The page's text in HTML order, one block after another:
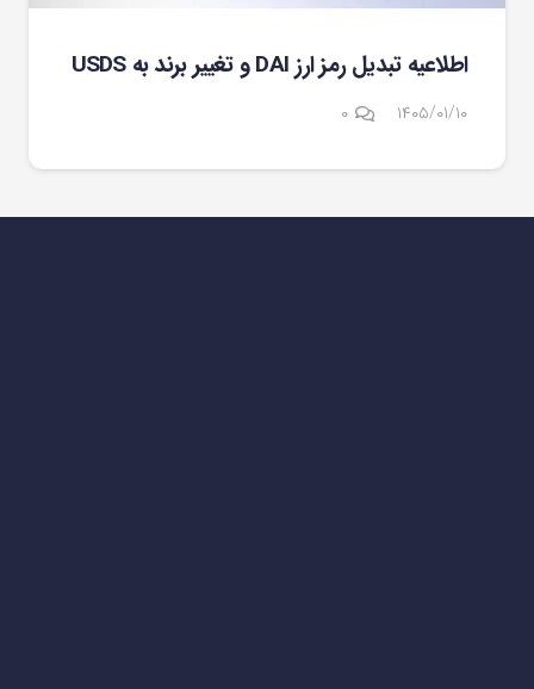
اطلاعیه تبدیل رمز ارز DAI و تغییر برند به USDS
۱۴۰۵/۰۱/۱۰ ۰